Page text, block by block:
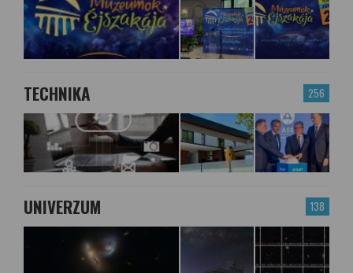
256
TECHNIKA
138
UNIVERZUM